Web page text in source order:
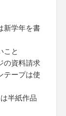
新学年を書
こと
の資料請求
テープは使
半紙作品